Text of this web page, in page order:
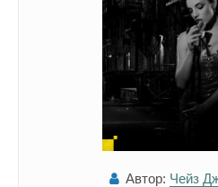
Автор: Чейз